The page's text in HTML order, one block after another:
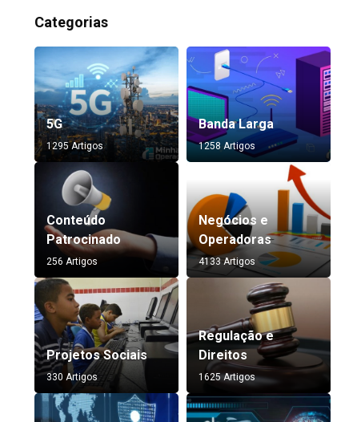
Categorias
5G
1295 Artigos
Banda Larga
1258 Artigos
Conteúdo
Patrocinado
256 Artigos
Negócios e
Operadoras
4133 Artigos
Projetos Sociais
330 Artigos
Regulação e
Direitos
1625 Artigos